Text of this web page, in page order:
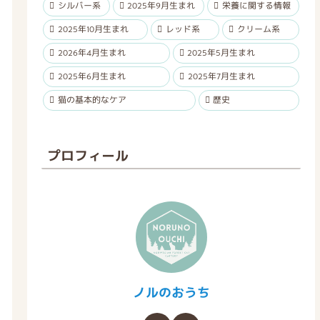
シルバー系 2025年9月生まれ 栄養に関する情報
2025年10月生まれ レッド系 クリーム系
2026年4月生まれ 2025年5月生まれ
2025年6月生まれ 2025年7月生まれ
猫の基本的なケア 歴史
プロフィール
ノルのおうち